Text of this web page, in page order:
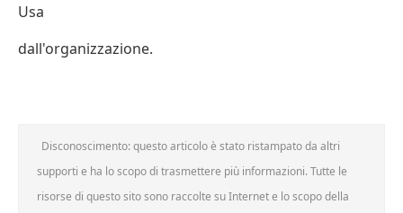
Usa
dall'organizzazione.
Disconoscimento: questo articolo è stato ristampato da altri
supporti e ha lo scopo di trasmettere più informazioni. Tutte le
risorse di questo sito sono raccolte su Internet e lo scopo della